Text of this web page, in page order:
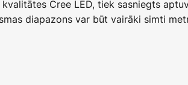
Cree LED, tiek sasniegts
diapazons var būt vairāki simti